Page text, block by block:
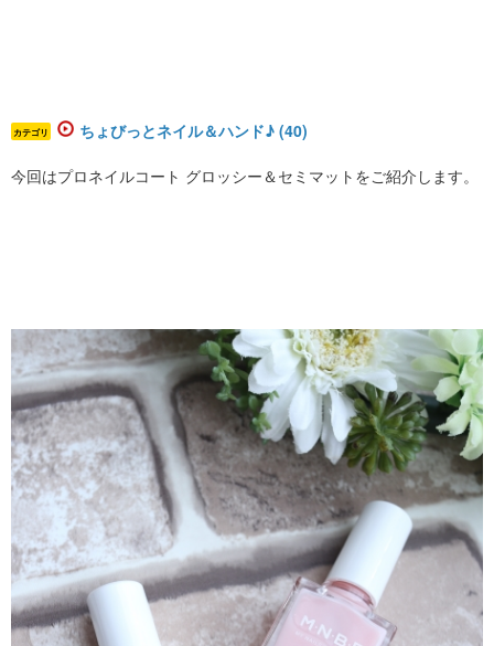
カテゴリ ちょびっとネイル＆ハンド♪ (40)
今回はプロネイルコート グロッシー＆セミマットをご紹介します。